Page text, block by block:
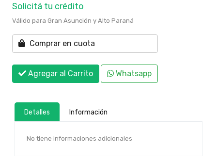
Solicitá tu crédito
Válido para Gran Asunción y Alto Paraná
Comprar en cuota
Agregar al Carrito Whatsapp
Detalles Información
No tiene informaciones adicionales